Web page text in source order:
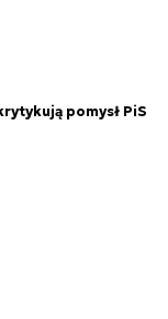
pomysł PiS